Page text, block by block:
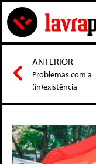
ANTERIOR
Problemas com a
(in)existência